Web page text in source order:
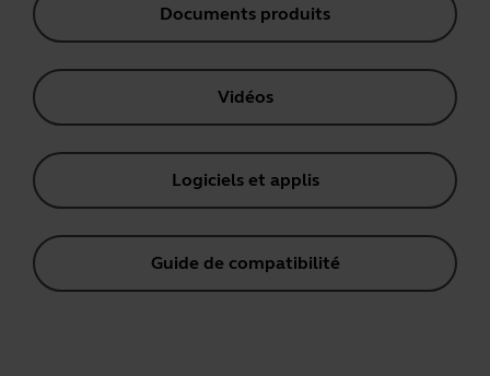
Documents produits
Vidéos
Logiciels et applis
Guide de compatibilité